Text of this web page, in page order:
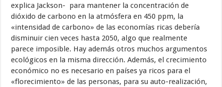
explica Jackson- para mantener la concentración de
dióxido de carbono en la atmósfera en 450 ppm, la
«intensidad de carbono» de las economías ricas debería
disminuir cien veces hasta 2050, algo que realmente
parece imposible. Hay además otros muchos argumentos
ecológicos en la misma dirección. Además, el crecimiento
económico no es necesario en países ya ricos para el
«florecimiento» de las personas, para su auto-realización,